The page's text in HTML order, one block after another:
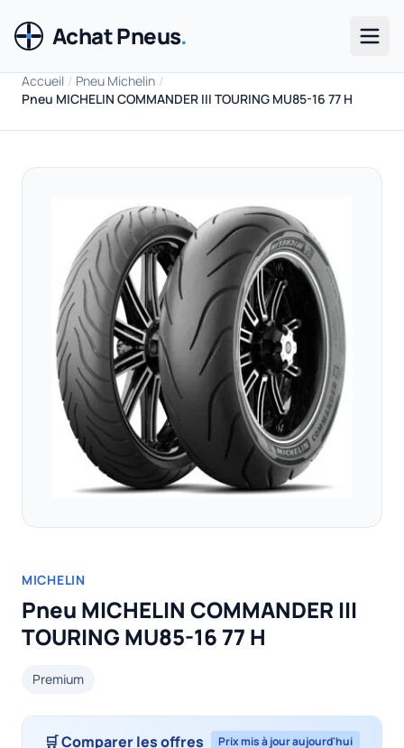
Achat Pneus.
Accueil / Pneu Michelin /
Pneu MICHELIN COMMANDER III TOURING MU85-16 77 H
MICHELIN
Pneu MICHELIN COMMANDER III
TOURING MU85-16 77 H
Premium
🛒 Comparer les offres Prix mis à jour aujourd'hui